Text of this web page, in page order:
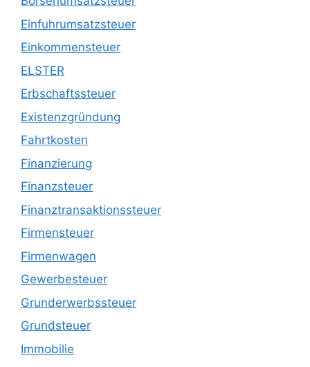
Einfuhrumsatzsteuer
Einkommensteuer
ELSTER
Erbschaftssteuer
Existenzgründung
Fahrtkosten
Finanzierung
Finanzsteuer
Finanztransaktionssteuer
Firmensteuer
Firmenwagen
Gewerbesteuer
Grunderwerbssteuer
Grundsteuer
Immobilie